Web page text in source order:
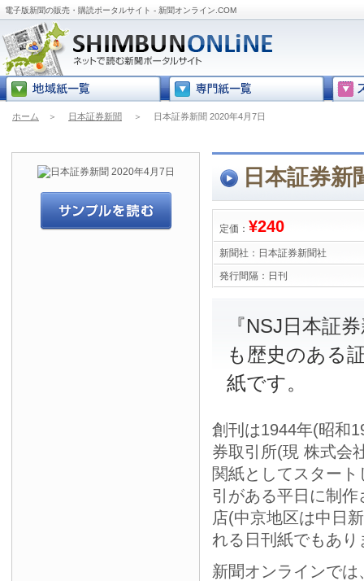
電子版新聞の販売・購読ポータルサイト - 新聞オンライン.COM
ホーム ＞ 日本証券新聞 ＞ 日本証券新聞 2020年4月7日
日本証券新
定価： ¥240
新聞社： 日本証券新聞社
発行間隔： 日刊
『NSJ日本証
も歴史のある
紙です。
創刊は1944年(昭和
券取引所(現 株式会
関紙としてスター
引がある平日に制
店(中京地区は中日
れる日刊紙でもあり
新聞オンラインで